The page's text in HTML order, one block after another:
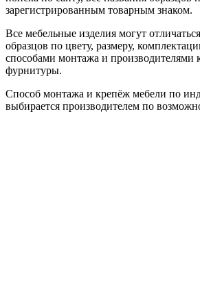
зарегистрированным товарным знаком.
Все мебельные изделия могут
образцов по цвету, размеру,
способами монтажа и
фурнитуры.
Способ монтажа и крепёж мебели по
выбирается производителем по